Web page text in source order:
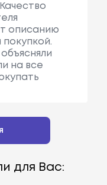
описанию
на все
для Вас: